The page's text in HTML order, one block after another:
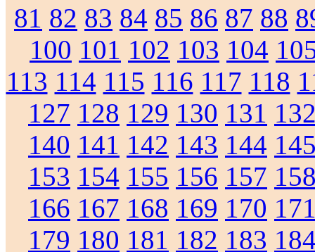
81 82 83 84 85 86 87 88
100 101 102 103 104
113 114 115 116 117 118
127 128 129 130 131
140 141 142 143 144
153 154 155 156 157
166 167 168 169 170
179 180 181 182 183